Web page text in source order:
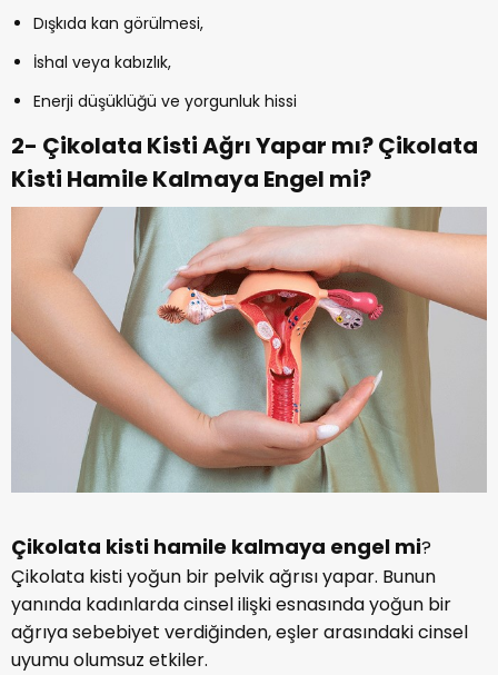
Dışkıda kan görülmesi,
İshal veya kabızlık,
Enerji düşüklüğü ve yorgunluk hissi
2- Çikolata Kisti Ağrı Yapar mı? Çikolata
Kisti Hamile Kalmaya Engel mi?
Çikolata kisti hamile kalmaya engel mi?
Çikolata kisti yoğun bir pelvik ağrısı yapar. Bunun
yanında kadınlarda cinsel ilişki esnasında yoğun bir
ağrıya sebebiyet verdiğinden, eşler arasındaki cinsel
uyumu olumsuz etkiler.